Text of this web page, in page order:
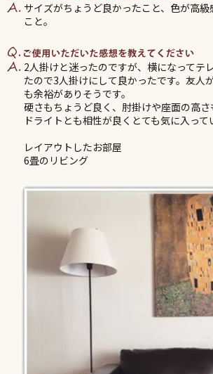
サイズがちょうど良かったこと、色が高
こと。
2人掛けと迷ったのですが、横になってテ
たので3人掛けにして良かったです。友人
も余裕がありそうです。
硬さもちょうど良く、肘掛けや座面の高
ドライトとも相性が良くとても気に入って
レイアウトしたお部屋
6畳のリビング